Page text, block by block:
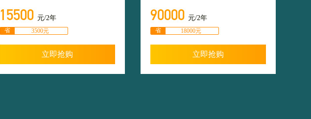
15500 元/2年
省 3500元
立即抢购
90000 元/2年
省 18000元
立即抢购